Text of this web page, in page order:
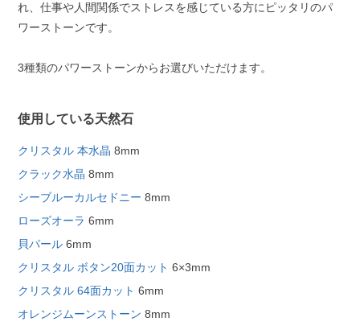
れ、仕事や人間関係でストレスを感じている方にピッタリのパ
ワーストーンです。
3種類のパワーストーンからお選びいただけます。
使用している天然石
クリスタル 本水晶 8mm
クラック水晶 8mm
シーブルーカルセドニー 8mm
ローズオーラ 6mm
貝パール 6mm
クリスタル ボタン20面カット 6×3mm
クリスタル 64面カット 6mm
オレンジムーンストーン 8mm